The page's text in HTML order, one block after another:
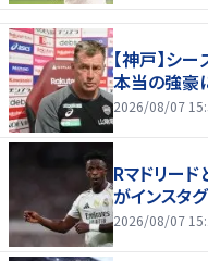
【神戸】シ
本当の強豪
2026/08/07
Rマドリー
がインスタ
2026/08/07